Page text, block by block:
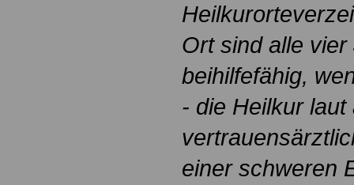
Ort sind alle
beihilfefähig,
- die Heilkur
einer schweren